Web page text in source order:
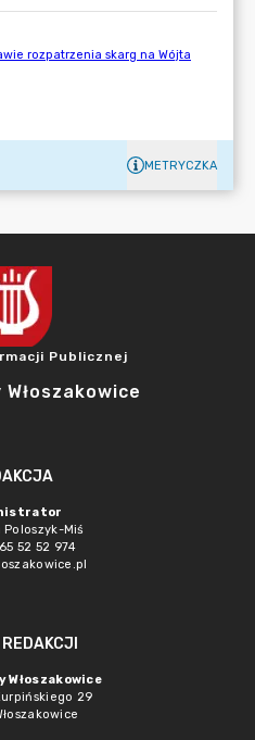
METRYCZKA
Publicznej
Włoszakowice
Poloszyk-Miś
52 52 974
Włoszakowice
29